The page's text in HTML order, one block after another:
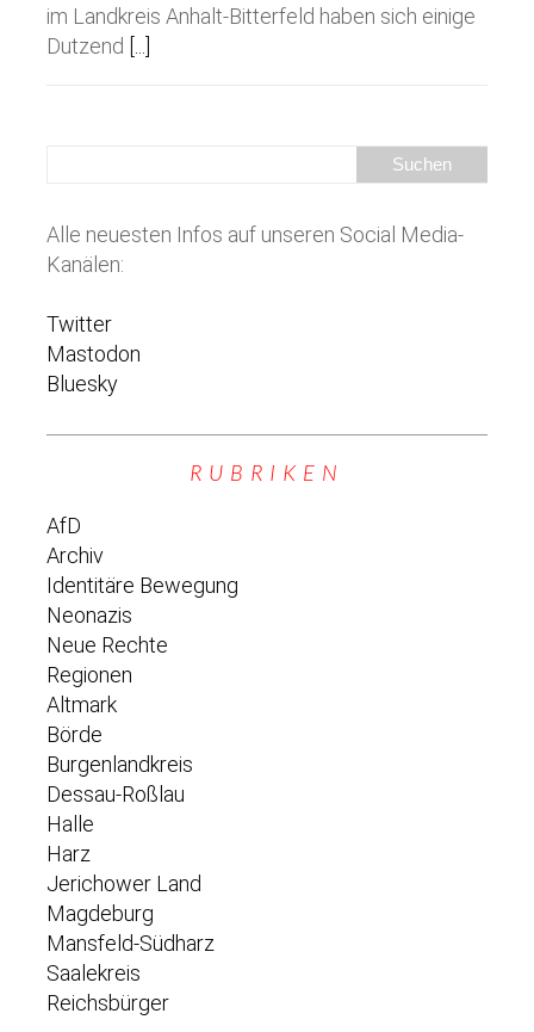
im Landkreis Anhalt-Bitterfeld haben sich einige
Dutzend
Alle neuesten Infos auf unseren Social Media-
Kanälen:
Twitter
Mastodon
Bluesky
RUBRIKEN
AfD
Archiv
Identitäre Bewegung
Neonazis
Neue Rechte
Regionen
Altmark
Börde
Burgenlandkreis
Dessau-Roßlau
Halle
Harz
Jerichower Land
Magdeburg
Mansfeld-Südharz
Saalekreis
Reichsbürger